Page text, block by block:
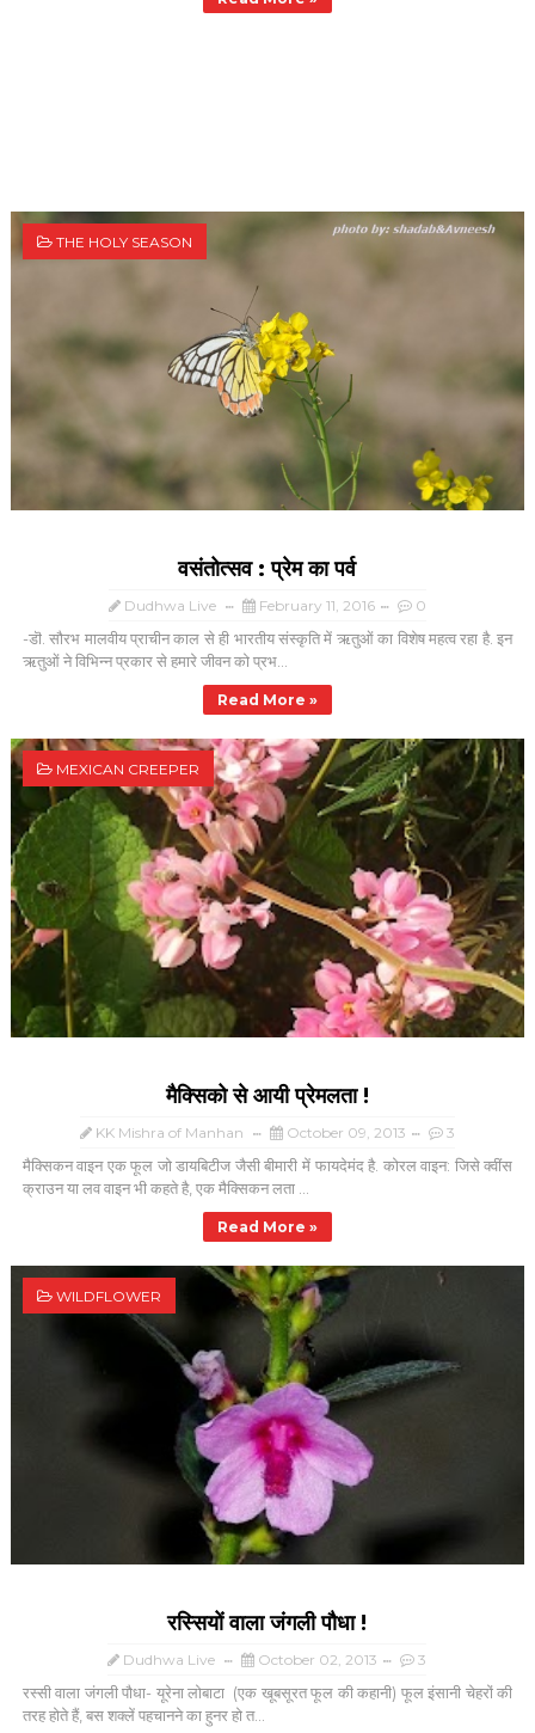
THE HOLY SEASON
वसंतोत्सव : प्रेम का पर्व
Dudhwa Live February 11, 2016 0
-डॊ. सौरभ मालवीय प्राचीन काल से ही भारतीय संस्कृति में ऋतुओं का विशेष महत्व रहा है. इन
ऋतुओं ने विभिन्न प्रकार से हमारे जीवन को प्रभ...
Read More »
MEXICAN CREEPER
मैक्सिको से आयी प्रेमलता !
KK Mishra of Manhan October 09, 2013 3
मैक्सिकन वाइन एक फूल जो डायबिटीज जैसी बीमारी में फायदेमंद है. कोरल वाइन: जिसे क्वींस
क्राउन या लव वाइन भी कहते है, एक मैक्सिकन लता ...
Read More »
WILDFLOWER
रस्सियों वाला जंगली पौधा !
Dudhwa Live October 02, 2013 3
रस्सी वाला जंगली पौधा- यूरेना लोबाटा (एक खूबसूरत फूल की कहानी) फूल इंसानी चेहरों की
तरह होते हैं, बस शक्लें पहचानने का हुनर हो त...